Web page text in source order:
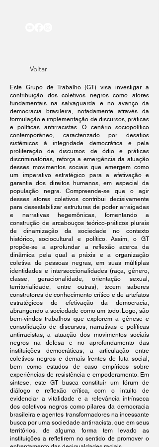
Voltar
Este Grupo de Trabalho (GT) visa investigar a
contribuição dos coletivos negros como atores
fundamentais na salvaguarda e no avanço da
democracia brasileira, notadamente através da
formulação e implementação de discursos, práticas
e políticas antirracistas. O cenário sociopolítico
contemporâneo, caracterizado por desafios
sistêmicos à integridade democrática e pela
proliferação de discursos de ódio e práticas
discriminatórias, reforça a emergência da atuação
desses movimentos sociais que emergem como
um imperativo estratégico para a efetivação e
garantia dos direitos humanos, em especial da
população negra. Compreende-se que o agir
desses atores coletivos contribui decisivamente
para desestabilizar estruturas de poder arraigadas
e narrativas hegemônicas, fomentando a
construção de arcabouços teórico-práticos plurais
de dinamização da sociedade no contexto
histórico, sociocultural e político. Assim, o GT
propõe-se a aprofundar a reflexão acerca da
dinâmica pela qual a práxis e a organização
coletiva de pessoas negras, em suas múltiplas
identidades e interseccionalidades (raça, gênero,
classe, geracionalidade, orientação sexual,
territorialidade, entre outras), tecem saberes
construtores de conhecimento crítico e de artefatos
estratégicos de efetivação da democracia,
abrangendo a sociedade como um todo. Logo, são
bem-vindos trabalhos que explorem a gênese e
consolidação de discursos, narrativas e políticas
antirracistas; a atuação dos movimentos sociais
negros na defesa e no aprofundamento das
instituições democráticas; a articulação entre
coletivos negros e demais frentes de luta social;
bem como estudos de caso empíricos sobre
experiências de resistência e empoderamento. Em
sintese, este GT busca constituir um fórum de
diálogo e reflexão crítica, com o intuito de
evidenciar a vitalidade e a relevância intrínseca
dos coletivos negros como pilares da democracia
brasileira e agentes transformadores na incessante
busca por uma sociedade antirracista, que em seus
territórios, de alguma forma tem levado as
instituições a refletirem no sentido de promover o